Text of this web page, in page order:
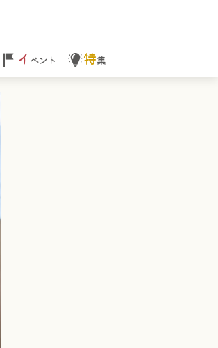
イ ベント 特集